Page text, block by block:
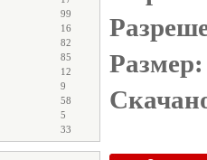
99
16
82
85
12
9
58
5
33